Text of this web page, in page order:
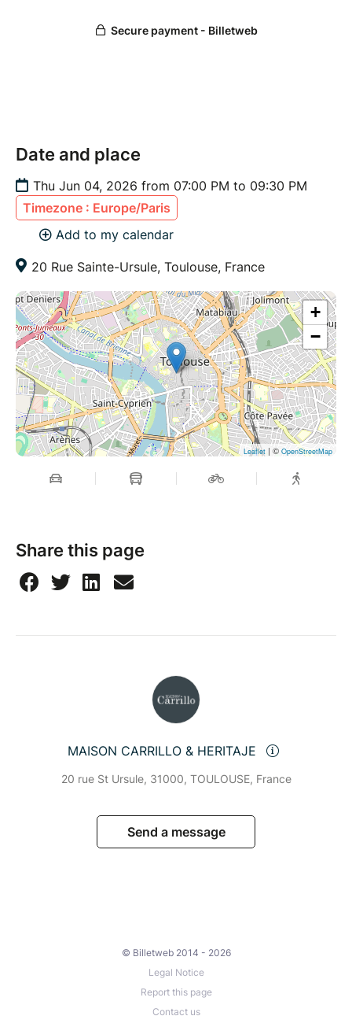
Date and place
Thu Jun 04, 2026 from 07:00 PM to 09:30 PM
Timezone : Europe/Paris
Add to my calendar
20 Rue Sainte-Ursule, Toulouse, France
+
−
Leaflet | © OpenStreetMap
Share this page
MAISON CARRILLO & HERITAJE
20 rue St Ursule, 31000, TOULOUSE, France
Send a message
© Billetweb 2014 - 2026
Legal Notice
Report this page
Contact us